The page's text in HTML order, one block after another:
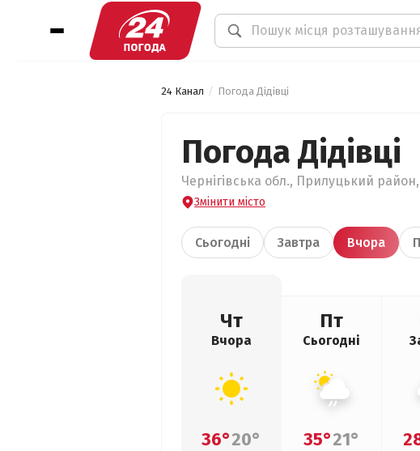
24 Канал Погода Дідівці
Погода Дідівці
Чернігівська обл., Прилуцький район,
Змінити місто
Сьогодні Завтра Вчора
Чт
Вчора
36°20°
Пт
Сьогодні
35°21°